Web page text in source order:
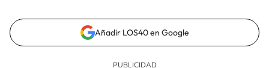
Añadir LOS40 en Google